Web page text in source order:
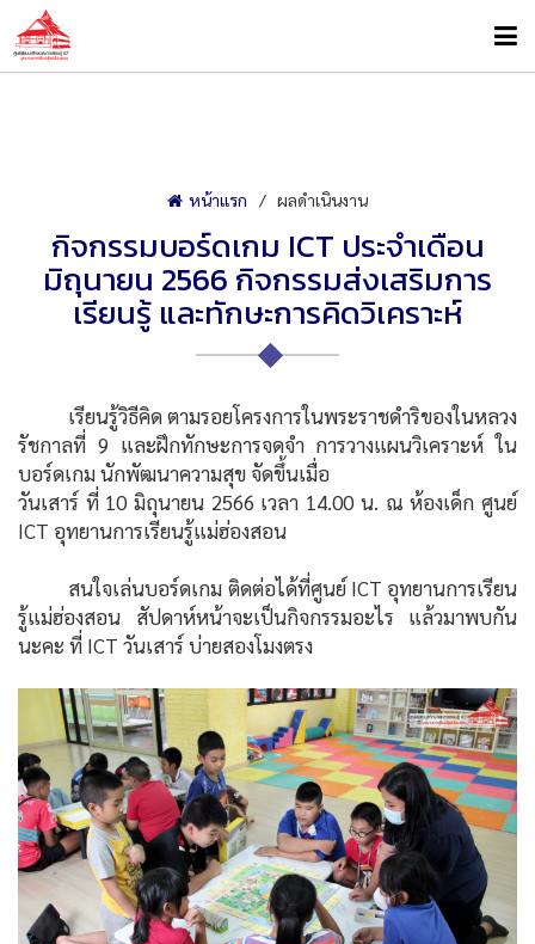
หน้าแรก ผลดำเนินงาน
กิจกรรมบอร์ดเกม ICT ประจำเดือน
มิถุนายน 2566 กิจกรรมส่งเสริมการ
เรียนรู้ และทักษะการคิดวิเคราะห์
เรียนรู้วิธีคิด ตามรอยโครงการในพระราชดำริของในหลวง
รัชกาลที่ 9 และฝึกทักษะการจดจำ การวางแผนวิเคราะห์ ใน
บอร์ดเกม นักพัฒนาความสุข จัดขึ้นเมื่อ
วันเสาร์ ที่ 10 มิถุนายน 2566 เวลา 14.00 น. ณ ห้องเด็ก ศูนย์
ICT อุทยานการเรียนรู้แม่ฮ่องสอน
สนใจเล่นบอร์ดเกม ติดต่อได้ที่ศูนย์ ICT อุทยานการเรียน
รู้แม่ฮ่องสอน สัปดาห์หน้าจะเป็นกิจกรรมอะไร แล้วมาพบกัน
นะคะ ที่ ICT วันเสาร์ บ่ายสองโมงตรง